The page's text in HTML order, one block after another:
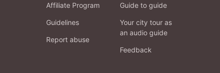
Affiliate Program
Guidelines
Report abuse
Guide to guide
Your city tour as
an audio guide
Feedback